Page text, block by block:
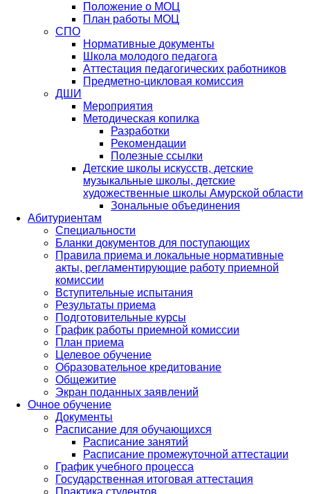
Положение о МОЦ
План работы МОЦ
СПО
Нормативные документы
Школа молодого педагога
Аттестация педагогических работников
Предметно-цикловая комиссия
ДШИ
Мероприятия
Методическая копилка
Разработки
Рекомендации
Полезные ссылки
Детские школы искусств, детские
музыкальные школы, детские
художественные школы Амурской области
Зональные объединения
Абитуриентам
Специальности
Бланки документов для поступающих
Правила приема и локальные нормативные
акты, регламентирующие работу приемной
комиссии
Вступительные испытания
Результаты приема
Подготовительные курсы
График работы приемной комиссии
План приема
Целевое обучение
Образовательное кредитование
Общежитие
Экран поданных заявлений
Очное обучение
Документы
Расписание для обучающихся
Расписание занятий
Расписание промежуточной аттестации
График учебного процесса
Государственная итоговая аттестация
Практика студентов